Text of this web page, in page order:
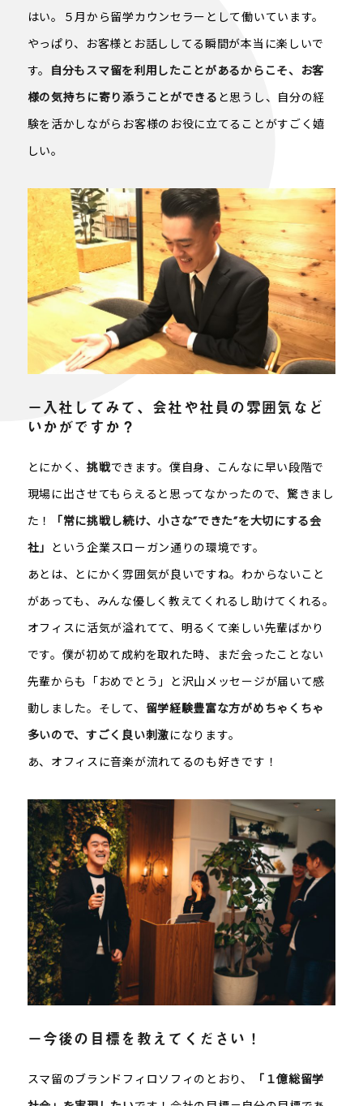
はい。５月から留学カウンセラーとして働いています。
やっぱり、お客様とお話ししてる瞬間が本当に楽しいで
す。 自分もスマ留を利用したことがあるからこそ、お客
様の気持ちに寄り添うことができると思うし、自分の経
験を活かしながらお客様のお役に立てることがすごく嬉
しい。
－入社してみて、会社や社員の雰囲気など
いかがですか？
とにかく、挑戦できます。僕自身、こんなに早い段階で
現場に出させてもらえると思ってなかったので、驚きまし
た！
「常に挑戦し続け、小さな”できた”を大切にする会
社」 という企業スローガン通りの環境です。
あとは、とにかく雰囲気が良いですね。わからないこと
があっても、みんな優しく教えてくれるし助けてくれる。
オフィスに活気が溢れてて、明るくて楽しい先輩ばかり
です。僕が初めて成約を取れた時、まだ会ったことない
先輩からも「おめでとう」と沢山メッセージが届いて感
動しました。そして、 留学経験豊富な方がめちゃくちゃ
多いので、すごく良い刺激になります。
あ、オフィスに音楽が流れてるのも好きです！
－今後の目標を教えてください！
スマ留のブランドフィロソフィのとおり、
「１億総留学